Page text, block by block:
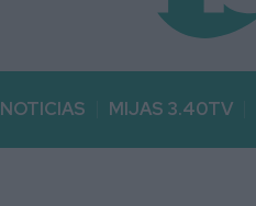
NOTICIAS MIJAS 3.40TV